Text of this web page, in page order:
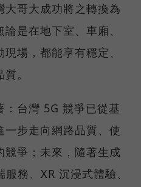
哥大成功將之轉換為
是在地下室、車廂、
場，都能享有穩定、
。
：台灣 5G 競爭已從基
步走向網路品質、使
競爭；未來，隨著生成
務、XR 沉浸式體驗、